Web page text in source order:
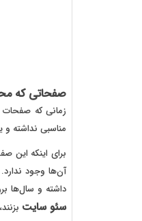
صفحاتی که
زمانی که
مناسبی نداشته
آن‌‌ها وجود
داشته و سال‌ها
سئو سایت